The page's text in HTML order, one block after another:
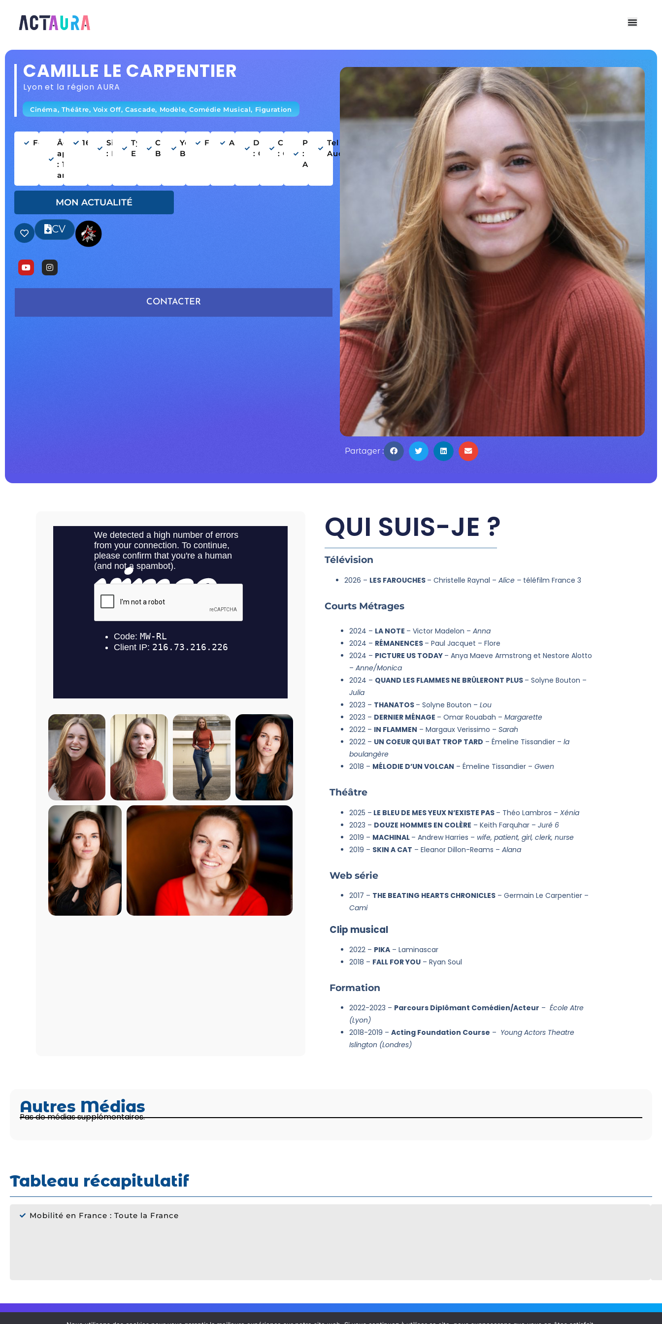
CAMILLE LE CARPENTIER
Lyon et la région AURA
Cinéma, Théâtre, Voix Off, Cascade, Modèle, Comédie Musical, Figuration
FemmeÂge
apparent
: 16-28
ans
166cmSilhouette
: Mince
Type :
Européen
Cheveux
Blonds
Yeux
Bleus
FrançaisAnglaisDanse
: Oui
Chant
: Oui
Permis
:
Aucun
Tel :
Aucun
MON ACTUALITÉ
CV
CONTACTER
Partager :
QUI SUIS-JE ?
Télévision
2026 – LES FAROUCHES – Christelle Raynal – Alice – téléfilm France 3
Courts Métrages
2024 – LA NOTE – Victor Madelon – Anna
2024 – RÉMANENCES – Paul Jacquet – Flore
2024 – PICTURE US TODAY – Anya Maeve Armstrong et Nestore Alotto
– Anne/Monica
2024 – QUAND LES FLAMMES NE BRÛLERONT PLUS – Solyne Bouton –
Julia
2023 – THANATOS – Solyne Bouton – Lou
2023 – DERNIER MÉNAGE – Omar Rouabah – Margarette
2022 – IN FLAMMEN – Margaux Verissimo – Sarah
2022 – UN COEUR QUI BAT TROP TARD – Émeline Tissandier – la
boulangère
2018 – MÉLODIE D’UN VOLCAN – Émeline Tissandier – Gwen
Théâtre
2025 – LE BLEU DE MES YEUX N’EXISTE PAS – Théo Lambros – Xénia
2023 – DOUZE HOMMES EN COLÈRE – Keith Farquhar – Juré 6
2019 – MACHINAL – Andrew Harries – wife, patient, girl, clerk, nurse
2019 – SKIN A CAT – Eleanor Dillon-Reams – Alana
Web série
2017 – THE BEATING HEARTS CHRONICLES– Germain Le Carpentier –
Cami
Clip musical
2022 – PIKA– Laminascar
2018 – FALL FOR YOU– Ryan Soul
Formation
2022-2023 – Parcours Diplômant Comédien/Acteur – École Atre
(Lyon)
2018-2019 – Acting Foundation Course – Young Actors Theatre
Islington (Londres)
Autres Médias
Pas de médias supplémentaires.
Tableau récapitulatif
Mobilité en France : Toute la France